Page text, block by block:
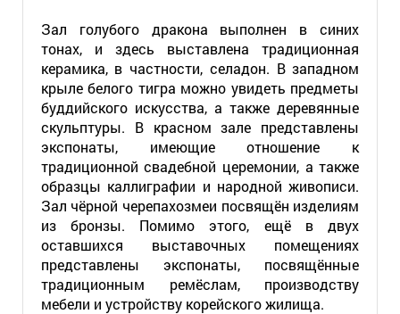
Зал голубого дракона выполнен в синих
тонах, и здесь выставлена традиционная
керамика, в частности, селадон. В западном
крыле белого тигра можно увидеть предметы
буддийского искусства, а также деревянные
скульптуры. В красном зале представлены
экспонаты, имеющие отношение к
традиционной свадебной церемонии, а также
образцы каллиграфии и народной живописи.
Зал чёрной черепахозмеи посвящён изделиям
из бронзы. Помимо этого, ещё в двух
оставшихся выставочных помещениях
представлены экспонаты, посвящённые
традиционным ремёслам, производству
мебели и устройству корейского жилища.